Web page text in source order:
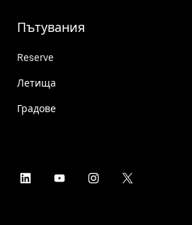
Пътувания
Reserve
Летища
Градове